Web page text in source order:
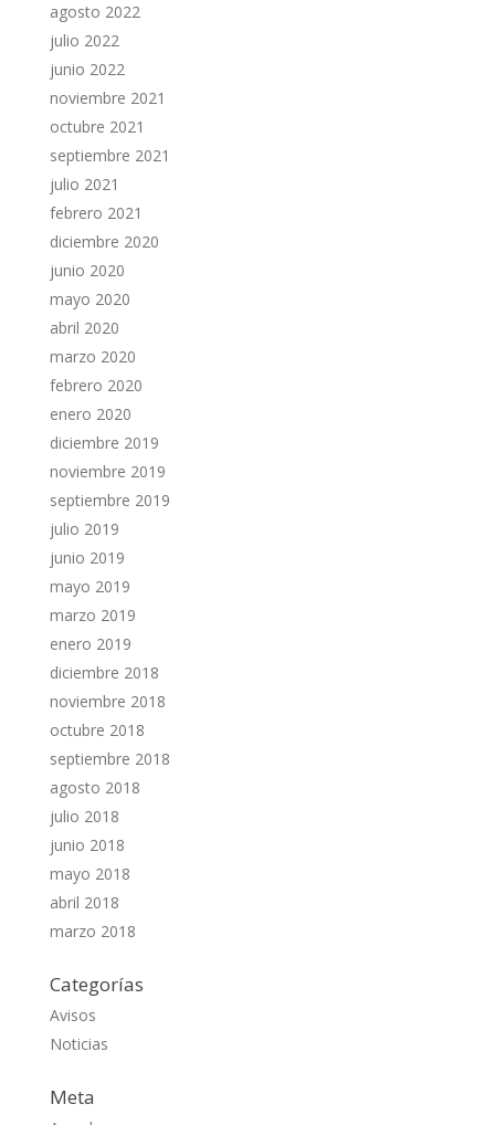
agosto 2022
julio 2022
junio 2022
noviembre 2021
octubre 2021
septiembre 2021
julio 2021
febrero 2021
diciembre 2020
junio 2020
mayo 2020
abril 2020
marzo 2020
febrero 2020
enero 2020
diciembre 2019
noviembre 2019
septiembre 2019
julio 2019
junio 2019
mayo 2019
marzo 2019
enero 2019
diciembre 2018
noviembre 2018
octubre 2018
septiembre 2018
agosto 2018
julio 2018
junio 2018
mayo 2018
abril 2018
marzo 2018
Categorías
Avisos
Noticias
Meta